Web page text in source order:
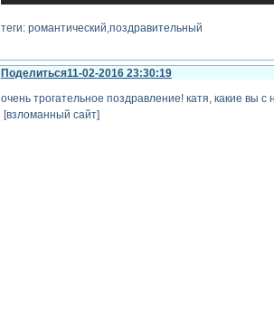
теги: романтический,поздравительный
Поделиться11-02-2016 23:30:19
очень трогательное поздравление! катя, какие вы
[взломанный сайт]